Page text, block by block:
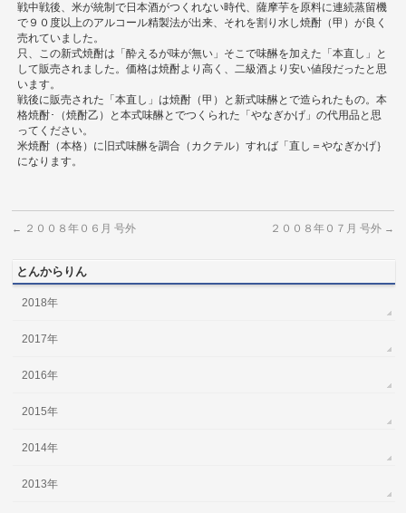
戦中戦後、米が統制で日本酒がつくれない時代、薩摩芋を原料に連続蒸留機
で９０度以上のアルコール精製法が出来、それを割り水し焼酎（甲）が良く
売れていました。
只、この新式焼酎は「酔えるが味が無い」そこで味醂を加えた「本直し」と
して販売されました。価格は焼酎より高く、二級酒より安い値段だったと思
います。
戦後に販売された「本直し」は焼酎（甲）と新式味醂とで造られたもの。本
格焼酎･（焼酎乙）と本式味醂とでつくられた「やなぎかげ」の代用品と思
ってください。
米焼酎（本格）に旧式味醂を調合（カクテル）すれば「直し＝やなぎかげ｝
になります。
← ２００８年０６月 号外 ２００８年０７月 号外 →
とんからりん
2018年
2017年
2016年
2015年
2014年
2013年